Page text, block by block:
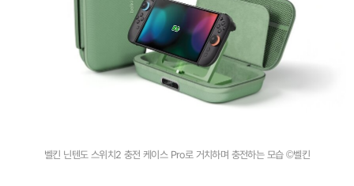
벨킨 닌텐도 스위치2 충전 케이스 Pro로 거치하며 충전하는 모습 ©벨킨